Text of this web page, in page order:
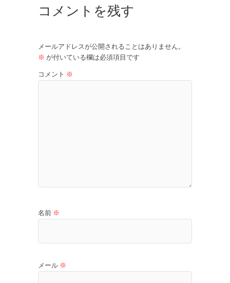
コメントを残す
メールアドレスが公開されることはありません。
※ が付いている欄は必須項目です
コメント ※
名前 ※
メール ※